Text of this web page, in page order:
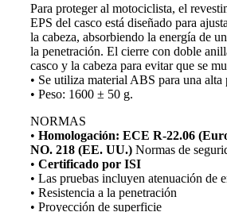
Para proteger al motociclista, el
EPS del casco está diseñado para
la cabeza, absorbiendo la energía de
la penetración. El cierre con doble
casco y la cabeza para evitar que se
• Se utiliza material ABS para una alta
• Peso: 1600 ± 50 g.
NORMAS
• Homologación: ECE R-22.06
NO. 218 (EE. UU.) Normas de
• Certificado por ISI
• Las pruebas incluyen atenuación de
• Resistencia a la penetración
• Proyección de superficie